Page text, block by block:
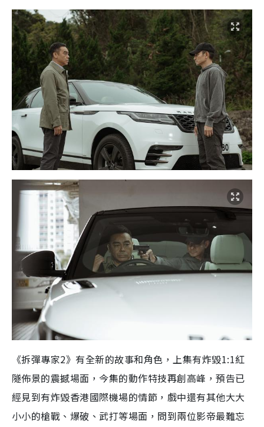
《拆彈專家2》有全新的故事和角色，上集有炸毀1:1紅
隧佈景的震撼場面，今集的動作特技再創高峰，預告已
經見到有炸毀香港國際機場的情節，戲中還有其他大大
小小的槍戰、爆破、武打等場面，問到兩位影帝最難忘